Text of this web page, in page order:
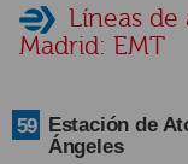
Líneas
Madrid: EMT
59 Estación de
Ángeles